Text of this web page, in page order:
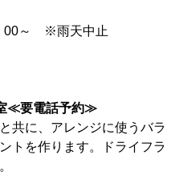
00～ ※雨天中止
≪要電話予約≫
共に、アレンジに使うバラ
トを作ります。ドライフラ